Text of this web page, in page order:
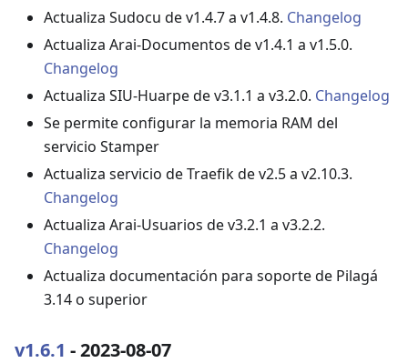
Actualiza Sudocu de v1.4.7 a v1.4.8. Changelog
Actualiza Arai-Documentos de v1.4.1 a v1.5.0.
Changelog
Actualiza SIU-Huarpe de v3.1.1 a v3.2.0. Changelog
Se permite configurar la memoria RAM del
servicio Stamper
Actualiza servicio de Traefik de v2.5 a v2.10.3.
Changelog
Actualiza Arai-Usuarios de v3.2.1 a v3.2.2.
Changelog
Actualiza documentación para soporte de Pilagá
3.14 o superior
v1.6.1 - 2023-08-07